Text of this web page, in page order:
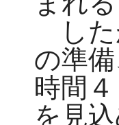
した
の準
時間
を見